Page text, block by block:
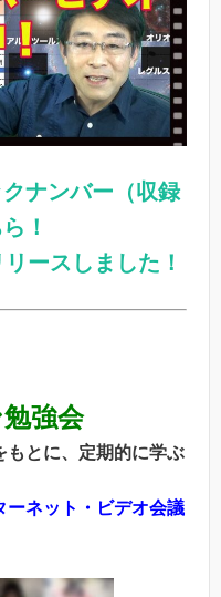
ナンバー（収録
！
ースしました！
強会
もとに、定期的に学ぶ
ーネット・ビデオ会議